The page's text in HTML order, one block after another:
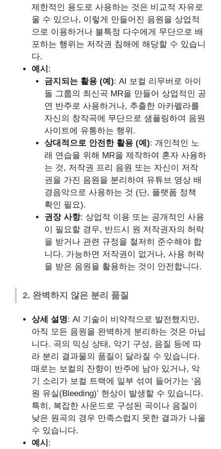
제한적인 용도로 사용하는 것은 비교적 자유로
울 수 있으나, 이렇게 만들어진 음원을 상업적
으로 이용하거나 불특정 다수에게 무단으로 배
포하는 행위는 저작권 침해에 해당할 수 있습니
다.
예시 :
금지되는 활용 (예): AI 보컬 리무버로 아이
돌 그룹의 최신곡 MR을 만들어 상업적인 공
연 반주로 사용하거나, 추출한 아카펠라를
자신의 창작곡에 무단으로 샘플링하여 음원
사이트에 유통하는 행위.
상대적으로 안전한 활용 (예): 개인적인 노
래 연습을 위해 MR을 제작하여 혼자 사용하
는 것, 저작권 프리 음원 또는 자신이 저작
권을 가진 음원을 분리하여 유튜브 영상 배
경음악으로 사용하는 것 (단, 플랫폼 정책
확인 필요).
권장 사항: 상업적 이용 또는 공개적인 사용
이 필요할 경우, 반드시 원 저작권자의 허락
을 받거나 관련 규정을 철저히 준수해야 합
니다. 가능하면 저작권이 없거나, 사용 허락
을 받은 음원을 활용하는 것이 안전합니다.
2. 완벽하지 않은 분리 품질
상세 설명: AI 기술이 비약적으로 발전했지만,
아직 모든 음원을 완벽하게 분리하는 것은 아닙
니다. 곡의 믹싱 상태, 악기 구성, 음질 등에 따
라 분리 결과물의 품질이 달라질 수 있습니다.
때로는 보컬의 잔향이 반주에 남아 있거나, 악
기 소리가 보컬 트랙에 일부 섞여 들어가는 ‘음
원 유실(Bleeding)’ 현상이 발생할 수 있습니다.
특히, 복잡한 사운드로 구성된 곡이나 음질이
낮은 원곡의 경우 만족스럽지 못한 결과가 나올
수 있습니다.
예시 :